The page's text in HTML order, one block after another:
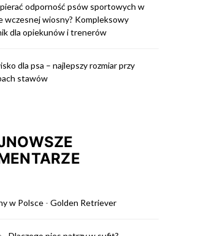
odporność psów sportowych w
wczesnej wiosny? Kompleksowy
dla opiekunów i trenerów
dla psa – najlepszy rozmiar przy
stawów
w Polsce - Golden Retriever